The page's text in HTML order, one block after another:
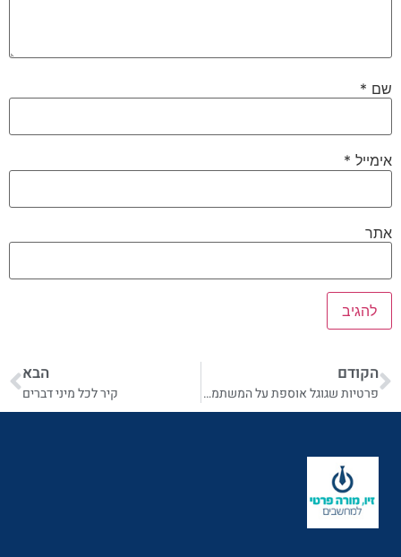
שם *
אימייל *
אתר
הקודם
פרטיות שגוגל אוספת על המשתמשים
הבא
קיר לכל מיני דברים